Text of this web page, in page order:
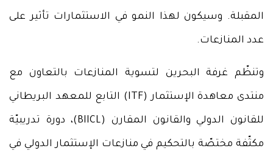
المقبلة. وسيكون لهذا النمو في الاستثمارات تأثير على
عدد المنازعات.
وتنظّم غرفة البحرين لتسوية المنازعات بالتعاون مع
منتدى معاهدة الإستثمار (ITF) التابع للمعهد البريطاني
للقانون الدولي والقانون المقارن (BIICL)، دورة تدريبيّة
مكثّفة مختصّة بالتحكيم في منازعات الإستثمار الدولي في